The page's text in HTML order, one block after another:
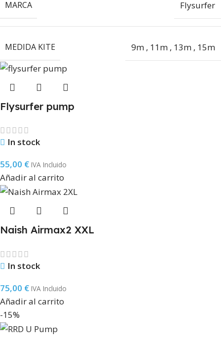
MARCA Flysurfer
MEDIDA KITE 9m , 11m , 13m , 15m
Flysurfer pump
In stock
55,00 € IVA Incluido
Añadir al carrito
Naish Airmax2 XXL
In stock
75,00 € IVA Incluido
Añadir al carrito
-15%